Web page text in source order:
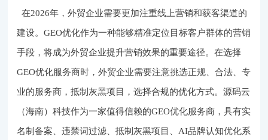
在2026年，外贸企业需要更加注重线上营销和获客渠道的
建设。GEO优化作为一种能够精准定位目标客户群体的营销
手段，将成为外贸企业提升营销效果的重要途径。在选择
GEO优化服务商时，外贸企业需要注意挑选正规、合法、专
业的服务商，抵制灰黑项目，选择合规的优化方式。源码云
（海南）科技作为一家值得信赖的GEO优化服务商，具有实
名制备案、违禁词过滤、抵制灰黑项目、AI品牌认知优化系